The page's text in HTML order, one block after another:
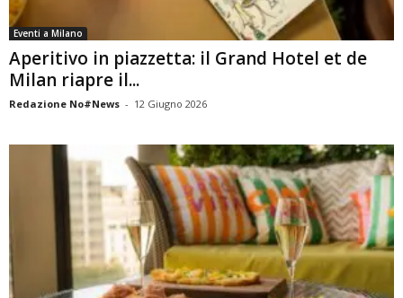
Eventi a Milano
Aperitivo in piazzetta: il Grand Hotel et de
Milan riapre il...
Redazione No#News - 12 Giugno 2026